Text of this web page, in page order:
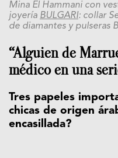
Mina El Hammani con
joyería BULGARI: collar
de diamantes y pulseras
“Alguien de
médico en una
Tres papeles
chicas de origen
encasillada?